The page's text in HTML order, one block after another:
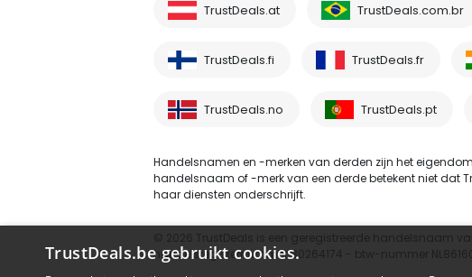
TrustDeals.at TrustDeals.com.br
TrustDeals.fi TrustDeals.fr
TrustDeals.no TrustDeals.pt
Handelsnamen en -merken van derden zijn het
handelsnaam of -merk van een derde betekent niet dat
haar diensten onderschrijft.
handelsregisternummer 80264174 - btw-nummer
TrustDeals.be gebruikt cookies.